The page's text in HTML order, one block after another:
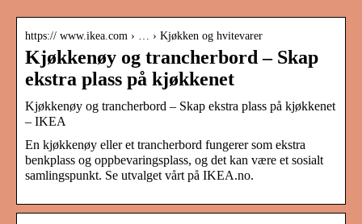
https:// www.ikea.com › … › Kjøkken og hvitevarer
Kjøkkenøy og trancherbord – Skap
ekstra plass på kjøkkenet
Kjøkkenøy og trancherbord – Skap ekstra plass på kjøkkenet
– IKEA
En kjøkkenøy eller et trancherbord fungerer som ekstra
benkplass og oppbevaringsplass, og det kan være et sosialt
samlingspunkt. Se utvalget vårt på IKEA.no.